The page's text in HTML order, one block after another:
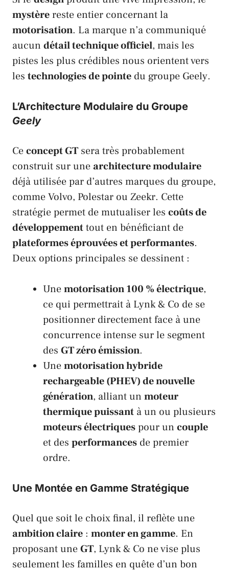
mystèrereste entier concernant la
motorisation. La marque n’a communiqué
aucun détail technique officiel, mais les
pistes les plus crédibles nous orientent vers
les technologies de pointe du groupe Geely.
L’Architecture Modulaire du Groupe
Geely
Ceconcept GT sera très probablement
construit sur unearchitecture modulaire
déjà utilisée par d’autres marques du groupe,
commeVolvo, Polestar ou Zeekr. Cette
stratégie permet de mutualiser les coûts de
développementtout en bénéficiant de
plateformes éprouvées et performantes.
Deux options principales se dessinent :
Unemotorisation 100 % électrique,
ce qui permettrait à Lynk & Co de se
positionner directement face à une
concurrence intense sur le segment
des GT zéro émission.
Unemotorisation hybride
rechargeable (PHEV) de nouvelle
génération, alliant un moteur
thermique puissant à un ou plusieurs
moteurs électriquespour un couple
et des performances de premier
ordre.
Une Montée en Gamme Stratégique
Quel que soit le choix final, il reflète une
ambition claire : monter en gamme. En
proposant uneGT, Lynk & Co ne vise plus
seulement les familles en quête d’un bon